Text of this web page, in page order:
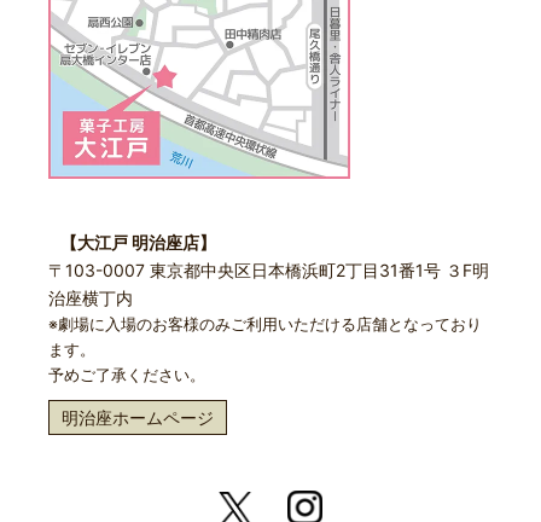
【大江戸 明治座店】
〒103-0007 東京都中央区日本橋浜町2丁目31番1号 ３F明
治座横丁内
※劇場に入場のお客様のみご利用いただける店舗となっており
ます。
予めご了承ください。
明治座ホームページ